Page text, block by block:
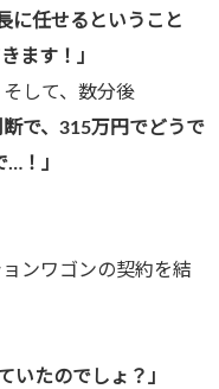
に任せるということ
ます！」
して、数分後
で、315万円でどうで
…！」
ンワゴンの契約を結
いたのでしょ？」